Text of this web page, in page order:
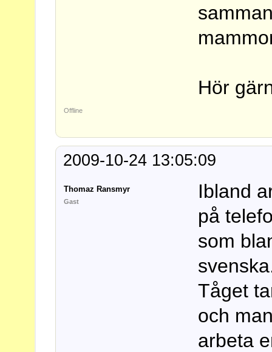
Hör
Offline
2009-10-24 13:05:09
Thomaz Ransmyr
Gast
Ibland
på
som
Tåget
och
arbeta